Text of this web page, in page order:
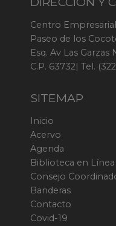
Centro
Paseo de los
Esq. Av Las
C.P. 63732| Tel.
SITEMAP
Inicio
Acervo
Agenda
Biblioteca en Línea
Consejo
Banderas
Contacto
Covid-19